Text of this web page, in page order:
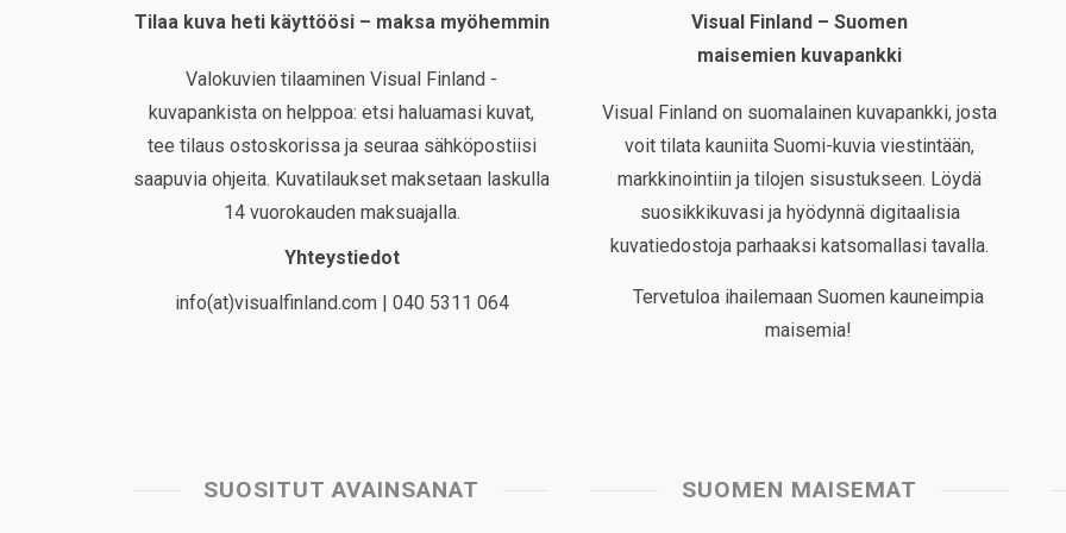
Tilaa kuva heti käyttöösi – maksa myöhemmin
Valokuvien tilaaminen Visual Finland -
kuvapankista on helppoa: etsi haluamasi kuvat,
tee tilaus ostoskorissa ja seuraa sähköpostiisi
saapuvia ohjeita. Kuvatilaukset maksetaan laskulla
14 vuorokauden maksuajalla.
Yhteystiedot
info(at)visualfinland.com | 040 5311 064
Visual Finland – Suomen
maisemien kuvapankki
Visual Finland on suomalainen kuvapankki, josta
voit tilata kauniita Suomi-kuvia viestintään,
markkinointiin ja tilojen sisustukseen. Löydä
suosikkikuvasi ja hyödynnä digitaalisia
kuvatiedostoja parhaaksi katsomallasi tavalla.
Tervetuloa ihailemaan Suomen kauneimpia
maisemia!
SUOSITUT AVAINSANAT SUOMEN MAISEMAT